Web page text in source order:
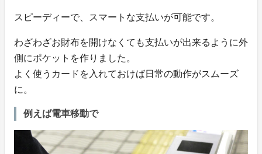
スピーディーで、スマートな支払いが可能です。
わざわざお財布を開けなくても支払いが出来るように外
側にポケットを作りました。
よく使うカードを入れておけば日常の動作がスムーズ
に。
例えば電車移動で